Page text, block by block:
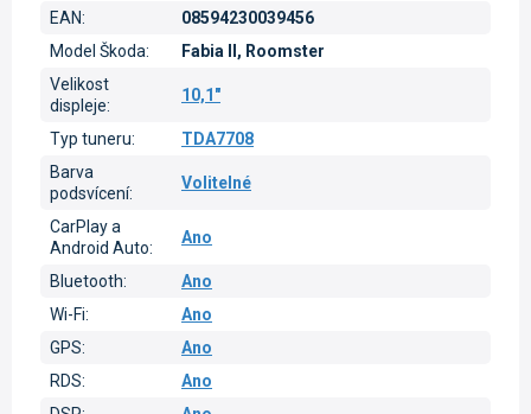
EAN:
08594230039456
Model Škoda:
Fabia II, Roomster
Velikost
displeje:
10,1"
Typ tuneru:
TDA7708
Barva
podsvícení:
Volitelné
CarPlay a
Android Auto:
Ano
Bluetooth:
Ano
Wi-Fi:
Ano
GPS:
Ano
RDS:
Ano